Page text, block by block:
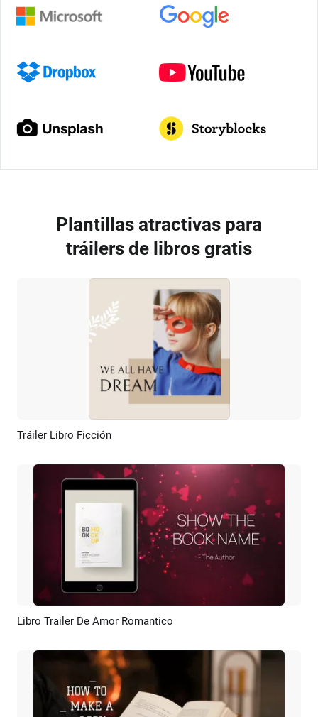
Plantillas atractivas para
tráilers de libros gratis
Previsualizar
Tráiler Libro Ficción
Previsualizar
Libro Trailer De Amor Romantico